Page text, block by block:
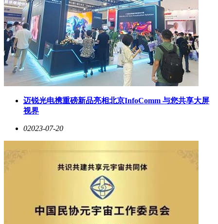
迈锐光电携重磅新品亮相北京InfoComm 与您共享大屏
视界
02023-07-20